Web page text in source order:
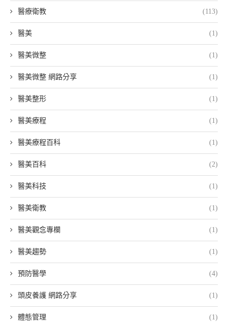
醫療衛教 (113)
醫美 (1)
醫美微整 (1)
醫美微整 網路分享 (1)
醫美整形 (1)
醫美療程 (1)
醫美療程百科 (1)
醫美百科 (2)
醫美科技 (1)
醫美衛教 (1)
醫美觀念專欄 (1)
醫美趨勢 (1)
預防醫學 (4)
頭皮養護 網路分享 (1)
體態管理 (1)